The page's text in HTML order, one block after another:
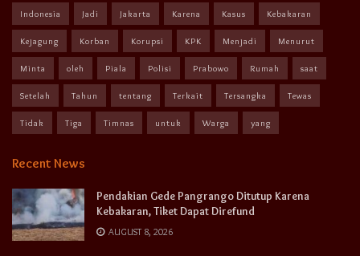
Indonesia Jadi Jakarta Karena Kasus Kebakaran
Kejagung Korban Korupsi KPK Menjadi Menurut
Minta oleh Piala Polisi Prabowo Rumah saat
Setelah Tahun tentang Terkait Tersangka Tewas
Tidak Tiga Timnas untuk Warga yang
Recent News
Pendakian Gede Pangrango Ditutup Karena
Kebakaran, Tiket Dapat Direfund
AUGUST 8, 2026